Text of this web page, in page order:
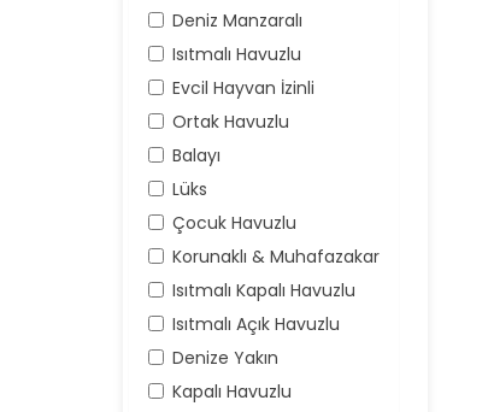
Deniz Manzaralı
Isıtmalı Havuzlu
Evcil Hayvan İzinli
Ortak Havuzlu
Balayı
Lüks
Çocuk Havuzlu
Korunaklı & Muhafazakar
Isıtmalı Kapalı Havuzlu
Isıtmalı Açık Havuzlu
Denize Yakın
Kapalı Havuzlu